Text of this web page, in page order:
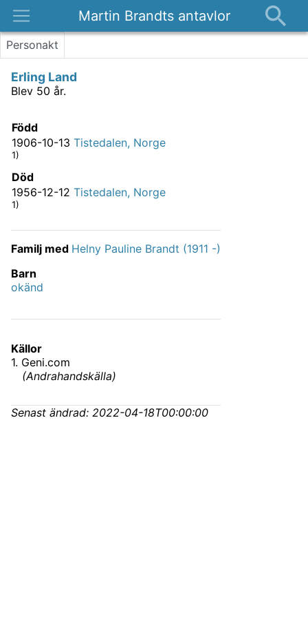
Martin Brandts antavlor
Platser
Om
Personakt
Erling Land
Blev 50 år.
Född
1906-10-13 Tistedalen, Norge
1)
Död
1956-12-12 Tistedalen, Norge
1)
Familj med Helny Pauline Brandt (1911 -)
Barn
okänd
Källor
1. Geni.com
(Andrahandskälla)
Senast ändrad: 2022-04-18T00:00:00